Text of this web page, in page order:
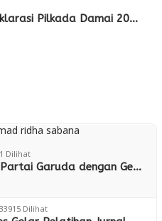
Pilkada Damai 20…
Dilihat
Garuda dengan Ge…
33915 Dilihat